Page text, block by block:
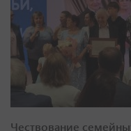
Чествование